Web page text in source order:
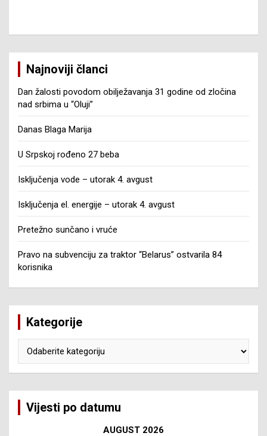
Najnoviji članci
Dan žalosti povodom obilježavanja 31 godine od zločina
nad srbima u “Oluji”
Danas Blaga Marija
U Srpskoj rođeno 27 beba
Isključenja vode – utorak 4. avgust
Isključenja el. energije – utorak 4. avgust
Pretežno sunčano i vruće
Pravo na subvenciju za traktor “Belarus” ostvarila 84
korisnika
Kategorije
Vijesti po datumu
AUGUST 2026